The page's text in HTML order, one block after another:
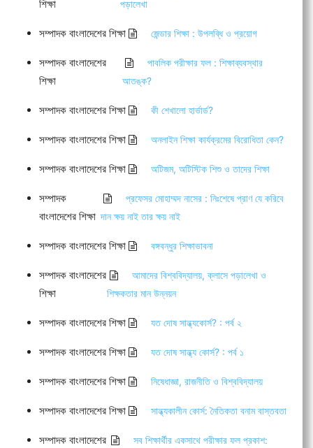
শিক্ষা
পড়ালেখা
সম্পাদক বাংলাদেশের শিক্ষা জেন্ডার শিক্ষা : উপলব্ধি ও প্রয়োগ
সম্পাদক বাংলাদেশের
শিক্ষা
পাবলিক পরীক্ষার ফল : শিক্ষাব্যবস্থার
আতঙ্ক?
সম্পাদক বাংলাদেশের শিক্ষা কী শেখালো হার্ভার্ড?
সম্পাদক বাংলাদেশের শিক্ষা অনলাইন শিক্ষা কার্যক্রমের বিরোধিতা কেন?
সম্পাদক বাংলাদেশের শিক্ষা অটিজম, অটিস্টিক শিশু ও তাদের শিক্ষা
সম্পাদক
বাংলাদেশের শিক্ষা
প্রফেসর মোহাম্মদ নাসের : নিঃশেষে প্রাণ যে করিবে
দান ক্ষয় নাই তার ক্ষয় নাই
সম্পাদক বাংলাদেশের শিক্ষা বঙ্গবন্ধুর শিক্ষাভাবনা
সম্পাদক বাংলাদেশের
শিক্ষা
আমাদের বিশ্ববিদ্যালয়, ক্লাসে পড়ালেখা ও
শিক্ষকতার মান উন্নয়ন
সম্পাদক বাংলাদেশের শিক্ষা যত দোষ সান্ধ্যকোর্স? : পর্ব ২
সম্পাদক বাংলাদেশের শিক্ষা যত দোষ সান্ধ্য কোর্স? : পর্ব ১
সম্পাদক বাংলাদেশের শিক্ষা নিষেধাজ্ঞা, রাজনীতি ও বিশ্ববিদ্যালয়
সম্পাদক বাংলাদেশের শিক্ষা সান্ধ্যকালীন কোর্স: নৈতিকতা বনাম বাস্তবতা
সম্পাদক বাংলাদেশের
সব শিক্ষার্থীর একসাথে পরীক্ষার ফল প্রকাশ: